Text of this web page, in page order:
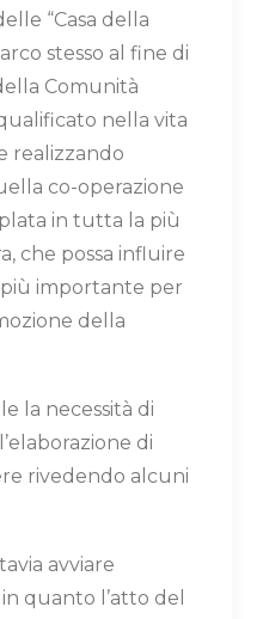
“Casa della
stesso al fine di
Comunità
nella vita
realizzando
co-operazione
in tutta la più
che possa influire
importante per
della
la necessità di
di
rivedendo alcuni
avviare
quanto l’atto del